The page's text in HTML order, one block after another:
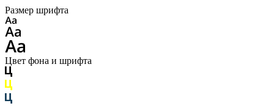
Размер шрифта
Цвет фона и шрифта